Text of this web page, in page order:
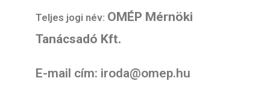
Teljes jogi név: OMÉP Mérnöki
Tanácsadó Kft.
E-mail cím: iroda@omep.hu